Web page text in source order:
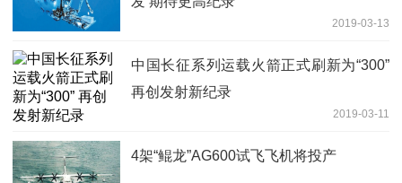
2019-03-13
中国长征系列运载火箭正式刷新为“300”
再创发射新纪录
2019-03-11
4架“鲲龙”AG600试飞飞机将投产